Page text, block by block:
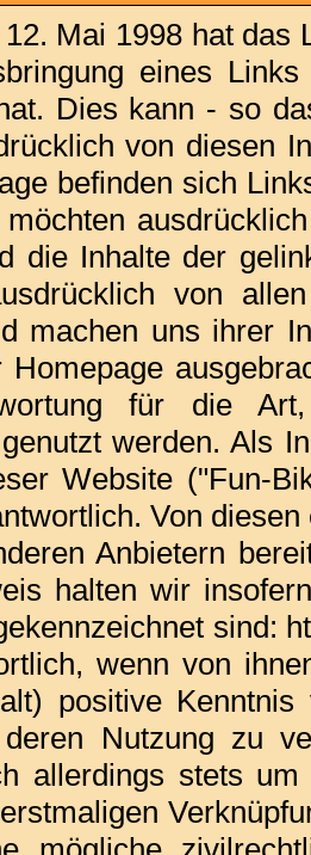
Mai 1998 hat das
eines
Dies kann - so
von diesen
befinden sich
die Inhalte der
von
machen uns ihrer
für die
werden. Als
Website ("Fun-
Von
Anbietern
halten wir
sind:
wenn von
positive
Nutzung zu
allerdings stets